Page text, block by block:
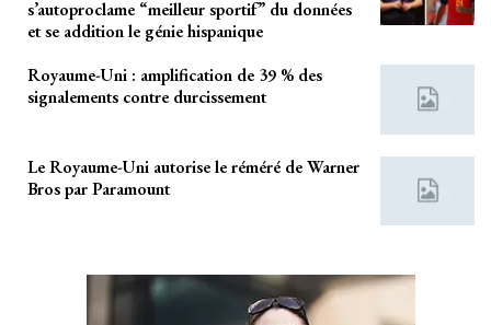
s’autoproclame “meilleur sportif” du données
et se addition le génie hispanique
Royaume-Uni : amplification de 39 % des
signalements contre durcissement
Le Royaume-Uni autorise le réméré de Warner
Bros par Paramount